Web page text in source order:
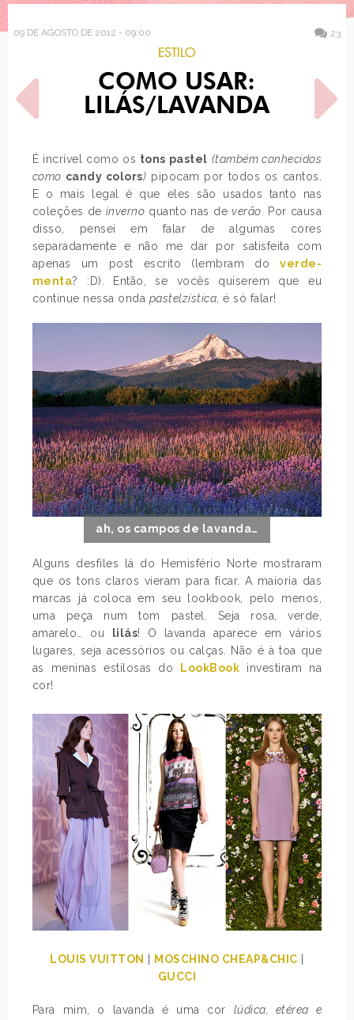
09 DE AGOSTO DE 2012 - 09:00 23
ESTILO
COMO USAR:
LILÁS/LAVANDA
É incrível como os tons pastel (também conhecidos
como candy colors) pipocam por todos os cantos.
E o mais legal é que eles são usados tanto nas
coleções de inverno quanto nas de verão . Por causa
disso, pensei em falar de algumas cores
separadamente e não me dar por satisfeita com
apenas um post escrito (lembram doverde-
menta? :D). Então, se vocês quiserem que eu
continue nessa onda pastelzística , é só falar!
ah, os campos de lavanda…
Alguns desfiles lá do Hemisfério Norte mostraram
que os tons claros vieram para ficar. A maioria das
marcas já coloca em seu lookbook, pelo menos,
uma peça num tom pastel. Seja rosa, verde,
amarelo… ou
lilás! O lavanda aparece em vários
lugares, seja acessórios ou calças. Não é à toa que
as meninas estilosas do
LookBook investiram na
cor!
LOUIS VUITTON MOSCHINO CHEAP&CHIC
GUCCI
Para mim, o lavanda é uma cor lúdica, etérea e
POST ANTERIOR
O QUE ELES PENSAM
SOBRE CORES DE LINGERIE
PRÓXIMO POST
LONDRES - ROCK OF AGES,
BRIGHTON - PRAIA,…